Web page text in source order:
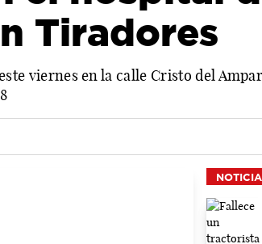
Tiradores
viernes en la calle Cristo del